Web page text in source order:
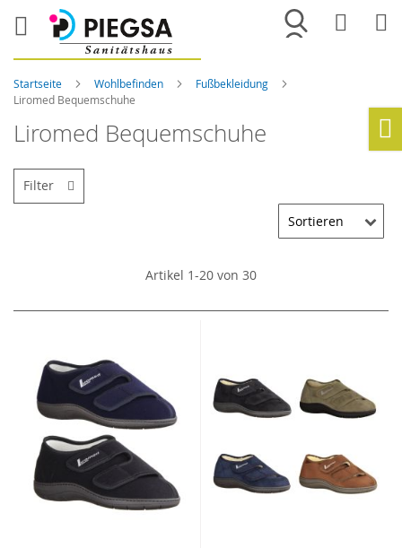
Merkliste
Startseite Wohlbefinden
Fußbekleidung
Liromed Bequemschuhe
Liromed Bequemschuhe
Artikel 1-20 von 30
Filter